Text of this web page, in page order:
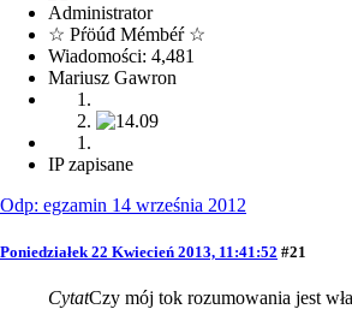
Administrator
☆ Pŕöúđ Mémbéŕ ☆
Wiadomości: 4,481
Mariusz Gawron
IP zapisane
Odp: egzamin 14 września 2012
Poniedziałek 22 Kwiecień 2013, 11:41:52 #21
CytatCzy mój tok rozumowania jest